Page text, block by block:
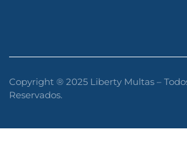
Copyright ® 2025 Liberty Multas –
Reservados.